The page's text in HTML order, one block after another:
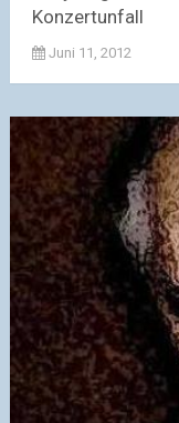
Konzertunfall
Juni 11, 2012